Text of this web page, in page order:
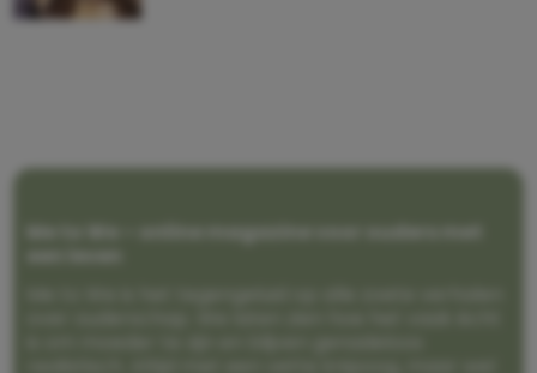
Me to We – online magazine voor ouders met